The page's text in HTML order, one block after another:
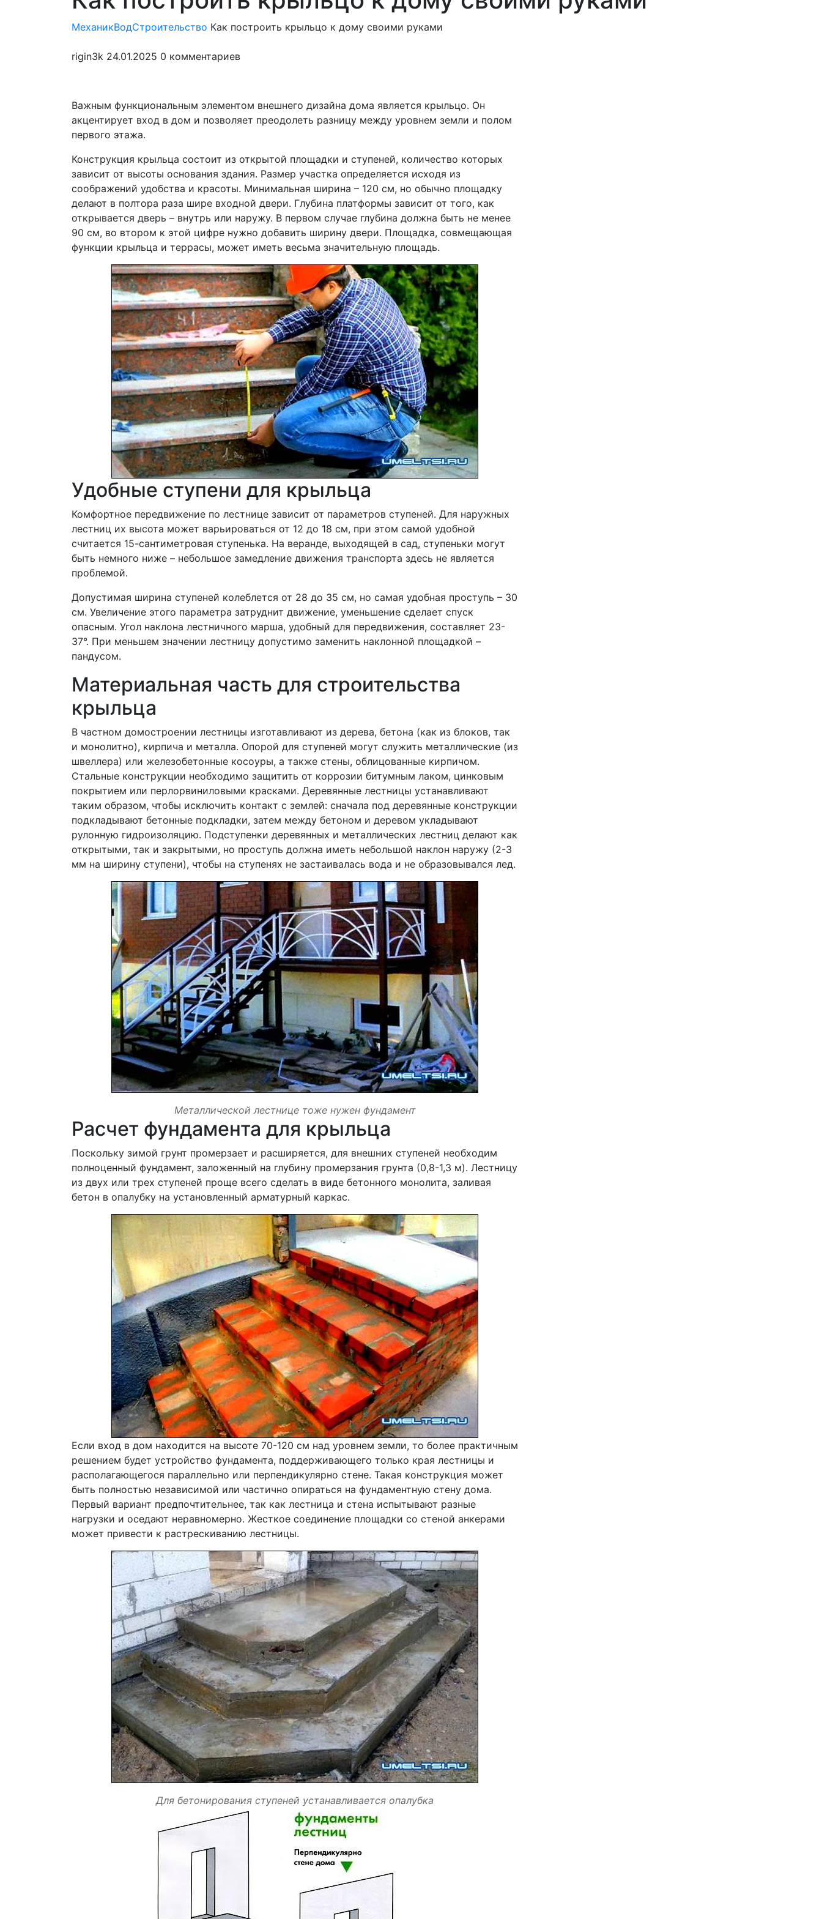
меню
МеханикВодСтроительство Как построить крыльцо к дому своими руками
rigin3k 24.01.2025 0 комментариев
Важным функциональным элементом внешнего дизайна дома является крыльцо. Он
акцентирует вход в дом и позволяет преодолеть разницу между уровнем земли и полом
первого этажа.
Конструкция крыльца состоит из открытой площадки и ступеней, количество которых
зависит от высоты основания здания. Размер участка определяется исходя из
соображений удобства и красоты. Минимальная ширина – 120 см, но обычно площадку
делают в полтора раза шире входной двери. Глубина платформы зависит от того, как
открывается дверь – внутрь или наружу. В первом случае глубина должна быть не менее
90 см, во втором к этой цифре нужно добавить ширину двери. Площадка, совмещающая
функции крыльца и террасы, может иметь весьма значительную площадь.
Удобные ступени для крыльца
Комфортное передвижение по лестнице зависит от параметров ступеней. Для наружных
лестниц их высота может варьироваться от 12 до 18 см, при этом самой удобной
считается 15-сантиметровая ступенька. На веранде, выходящей в сад, ступеньки могут
быть немного ниже – небольшое замедление движения транспорта здесь не является
проблемой.
Допустимая ширина ступеней колеблется от 28 до 35 см, но самая удобная проступь – 30
см. Увеличение этого параметра затруднит движение, уменьшение сделает спуск
опасным. Угол наклона лестничного марша, удобный для передвижения, составляет 23-
37°. При меньшем значении лестницу допустимо заменить наклонной площадкой –
пандусом.
Материальная часть для строительства
крыльца
В частном домостроении лестницы изготавливают из дерева, бетона (как из блоков, так
и монолитно), кирпича и металла. Опорой для ступеней могут служить металлические (из
швеллера) или железобетонные косоуры, а также стены, облицованные кирпичом.
Стальные конструкции необходимо защитить от коррозии битумным лаком, цинковым
покрытием или перлорвиниловыми красками. Деревянные лестницы устанавливают
таким образом, чтобы исключить контакт с землей: сначала под деревянные конструкции
подкладывают бетонные подкладки, затем между бетоном и деревом укладывают
рулонную гидроизоляцию. Подступенки деревянных и металлических лестниц делают как
открытыми, так и закрытыми, но проступь должна иметь небольшой наклон наружу (2-3
мм на ширину ступени), чтобы на ступенях не застаивалась вода и не образовывался лед.
Металлической лестнице тоже нужен фундамент
Расчет фундамента для крыльца
Поскольку зимой грунт промерзает и расширяется, для внешних ступеней необходим
полноценный фундамент, заложенный на глубину промерзания грунта (0,8-1,3 м). Лестницу
из двух или трех ступеней проще всего сделать в виде бетонного монолита, заливая
бетон в опалубку на установленный арматурный каркас.
Если вход в дом находится на высоте 70-120 см над уровнем земли, то более практичным
решением будет устройство фундамента, поддерживающего только края лестницы и
располагающегося параллельно или перпендикулярно стене. Такая конструкция может
быть полностью независимой или частично опираться на фундаментную стену дома.
Первый вариант предпочтительнее, так как лестница и стена испытывают разные
нагрузки и оседают неравномерно. Жесткое соединение площадки со стеной анкерами
может привести к растрескиванию лестницы.
Для бетонирования ступеней устанавливается опалубка